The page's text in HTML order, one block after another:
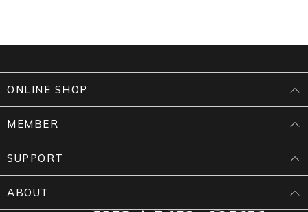
ONLINE SHOP
MEMBER
SUPPORT
ABOUT